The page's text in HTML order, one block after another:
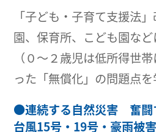
「子ども・子育て支援法
園、保育所、こども園な
（０～２歳児は低所得世
った「無償化」の問題点を
●連続する自然災害 奮闘
台風15号・19号・豪雨被害